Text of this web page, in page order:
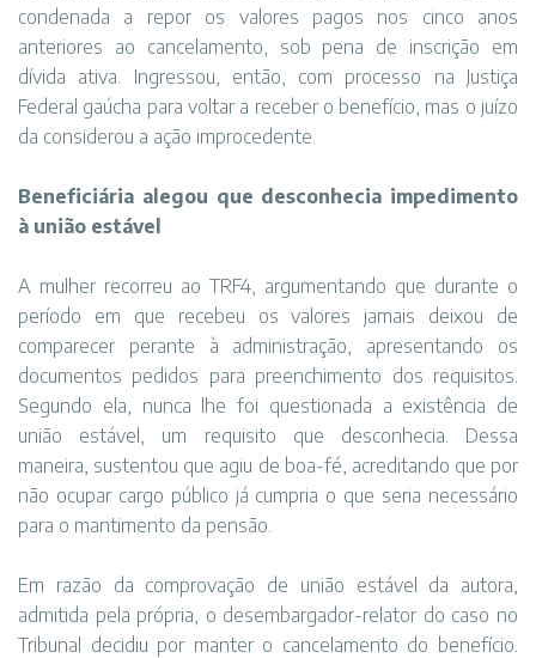
condenada a repor os valores pagos nos cinco anos
anteriores ao cancelamento, sob pena de inscrição em
dívida ativa. Ingressou, então, com processo na Justiça
Federal gaúcha para voltar a receber o benefício, mas o juízo
da considerou a ação improcedente.
Beneficiária alegou que desconhecia impedimento
à união estável
A mulher recorreu ao TRF4, argumentando que durante o
período em que recebeu os valores jamais deixou de
comparecer perante à administração, apresentando os
documentos pedidos para preenchimento dos requisitos.
Segundo ela, nunca lhe foi questionada a existência de
união estável, um requisito que desconhecia. Dessa
maneira, sustentou que agiu de boa-fé, acreditando que por
não ocupar cargo público já cumpria o que seria necessário
para o mantimento da pensão.
Em razão da comprovação de união estável da autora,
admitida pela própria, o desembargador-relator do caso no
Tribunal decidiu por manter o cancelamento do benefício.